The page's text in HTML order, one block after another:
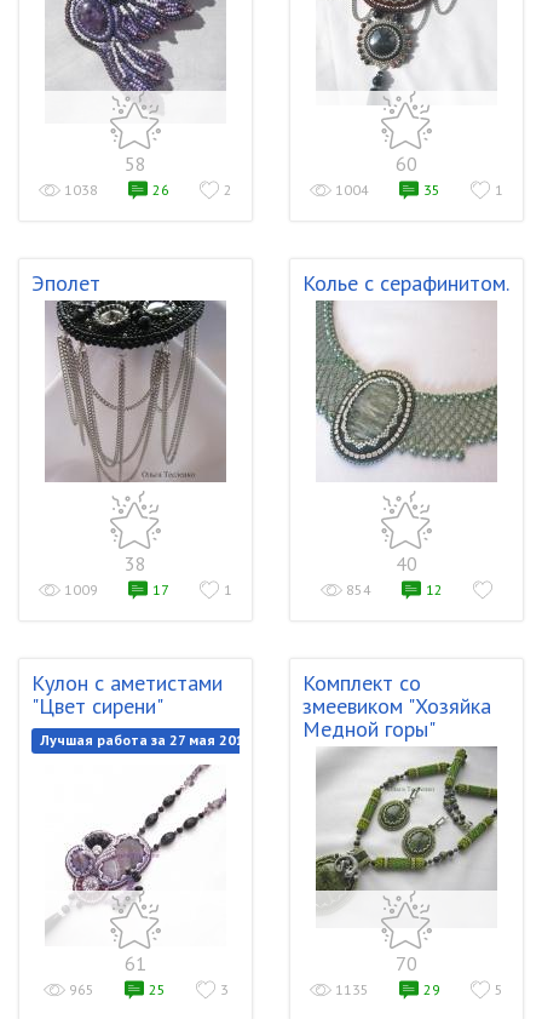
58
1038 26 2
60
1004 35 1
Эполет
38
1009 17 1
Колье с серафинитом.
40
854 12
Кулон с аметистами
"Цвет сирени"
Лучшая работа за 27 мая 2018
61
965 25 3
Комплект со
змеевиком "Хозяйка
Медной горы"
70
1135 29 5